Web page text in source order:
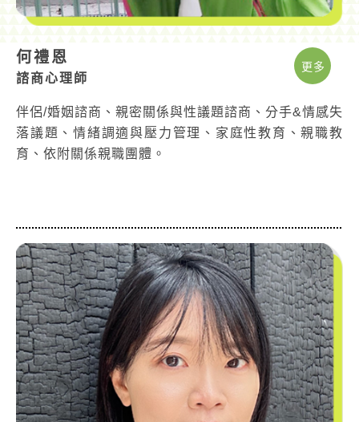
更多
何禮恩
諮商心理師
伴侶/婚姻諮商、親密關係與性議題諮商、分手&情感失
落議題、情緒調適與壓力管理、家庭性教育、親職教
育、依附關係親職團體。